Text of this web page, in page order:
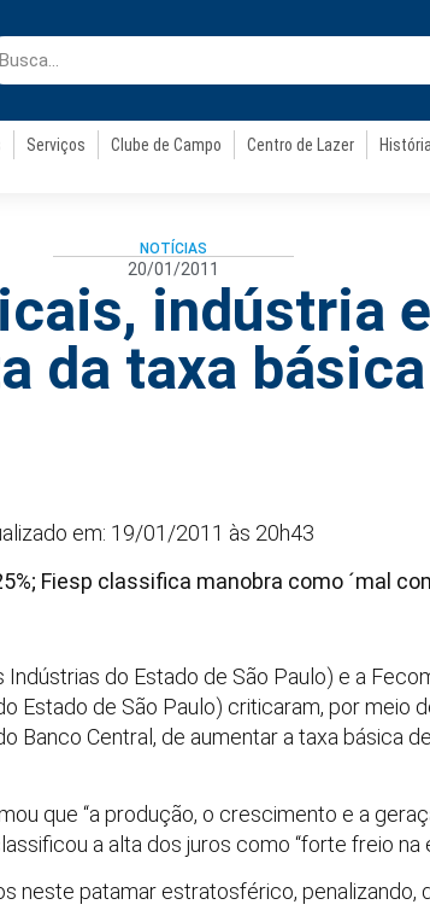
Serviços Clube de Campo Centro de Lazer
História
NOTÍCIAS
20/01/2011
indústria
da taxa
em: 19/01/2011 às 20h43
Fiesp classifica manobra como ´mal
Indústrias do Estado de São Paulo) e a
Estado de São Paulo) criticaram, por meio
Banco Central, de aumentar a taxa básica
que “a produção, o crescimento e a
a alta dos juros como “forte freio na
neste patamar estratosférico, penalizando,